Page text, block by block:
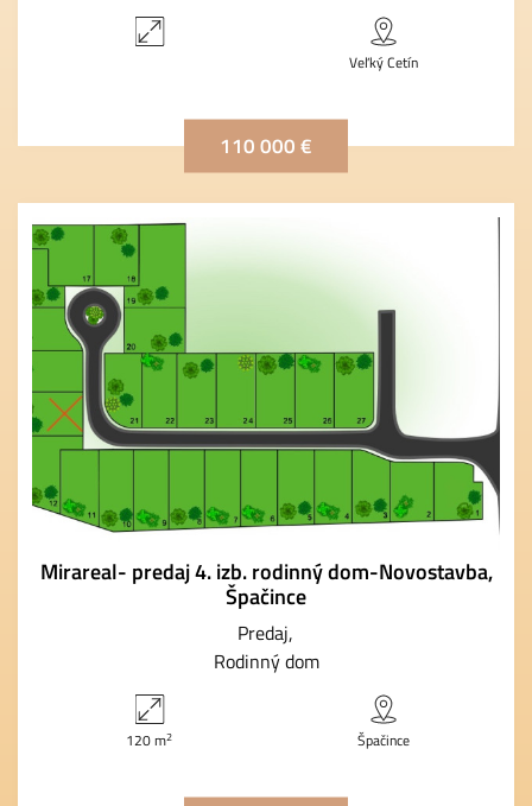
Veľký Cetín
110 000 €
Mirareal- predaj 4. izb. rodinný dom-Novostavba,
Špačince
Predaj
Rodinný dom
120 m2 Špačince